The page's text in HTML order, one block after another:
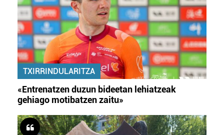
TXIRRINDULARITZA
«Entrenatzen duzun bideetan lehiatzeak
gehiago motibatzen zaitu»